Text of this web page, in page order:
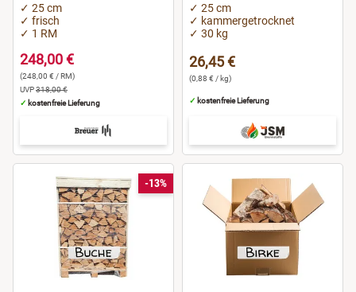
✓ 25 cm
✓ frisch
✓ 1 RM
248,00 €
(248,00 € / RM)
UVP318,00 €
✓ kostenfreie Lieferung
✓ 25 cm
✓ kammergetrocknet
✓ 30 kg
26,45 €
(0,88 € / kg)
✓ kostenfreie Lieferung
-13%